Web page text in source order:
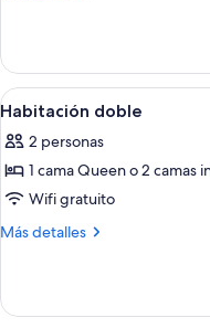
1
habitación
Abrir
todas
las
fotos
de
Habitación
6
Habitación doble
2 personas
1 cama Queen o 2 camas
Wifi gratuito
Más detalles
Más
doble